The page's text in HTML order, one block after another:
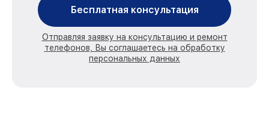
Бесплатная консультация
Отправляя заявку на консультацию и ремонт
телефонов, Вы соглашаетесь на обработку
персональных данных